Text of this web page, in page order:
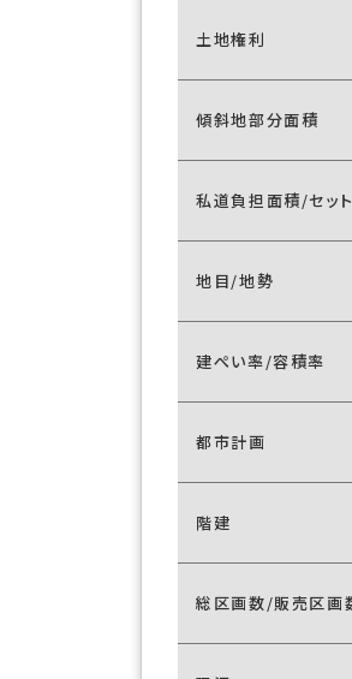
土地権利
傾斜地部分面積
私道負担面積/セッ
地目/地勢
建ぺい率/容積率
都市計画
階建
総区画数/販売区画